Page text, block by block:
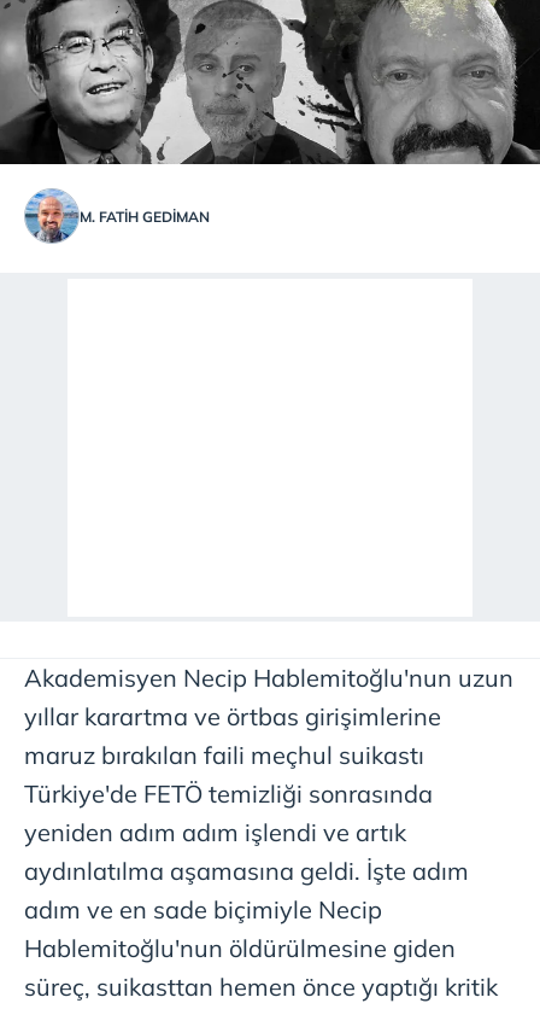
M. FATİH GEDİMAN
Akademisyen Necip Hablemitoğlu'nun uzun
yıllar karartma ve örtbas girişimlerine
maruz bırakılan faili meçhul suikastı
Türkiye'de FETÖ temizliği sonrasında
yeniden adım adım işlendi ve artık
aydınlatılma aşamasına geldi. İşte adım
adım ve en sade biçimiyle Necip
Hablemitoğlu'nun öldürülmesine giden
süreç, suikasttan hemen önce yaptığı kritik